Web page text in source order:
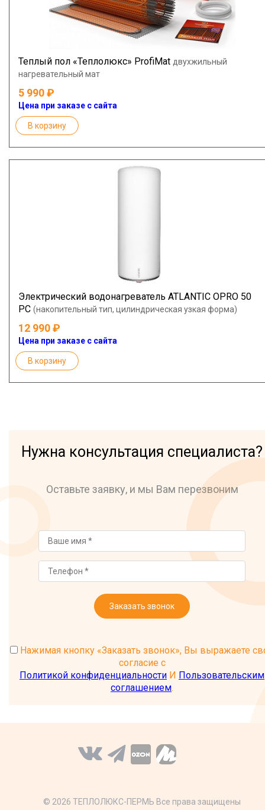
Теплый пол «Теплолюкс» ProfiMat двухжильный
нагревательный мат
5 990
Цена при заказе с сайта
В корзину
Электрический водонагреватель ATLANTIC OPRO 50
PC (накопительный тип, цилиндрическая узкая форма)
12 990
Цена при заказе с сайта
В корзину
Нужна консультация специалиста?
Оставьте заявку, и мы Вам перезвоним
Заказать звонок
Нажимая кнопку «Заказать звонок», Вы выражаете
согласие с
Политикой конфиденциальности И Пользовательским
соглашением.
© 2026 ТЕПЛОЛЮКС-ПЕРМЬ Все права защищены